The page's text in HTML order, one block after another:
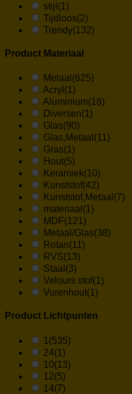
stijl (1)
Tijdloos(2)
Trendy(132)
Product Materiaal
Metaal (625)
Acryl (1)
Aluminium(18)
Diversen(1)
Glas(90)
Glas,Metaal (11)
Gras(1)
Hout(5)
Keramiek(10)
Kunststof(42)
Kunststof,Metaal (7)
materiaal (1)
MDF(121)
Metaal/Glas(38)
Rotan(11)
RVS(13)
Staal (3)
Velours stof(1)
Vurenhout(1)
Product Lichtpunten
1 (535)
24(1)
10(13)
12(5)
14(7)